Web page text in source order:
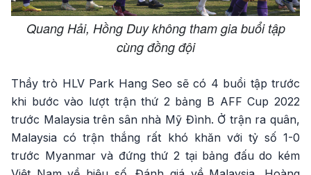
Quang Hải, Hồng Duy không tham gia buổi tập
cùng đồng đội
Thầy trò HLV Park Hang Seo sẽ có 4 buổi tập trước
khi bước vào lượt trận thứ 2 bảng B AFF Cup 2022
trước Malaysia trên sân nhà Mỹ Đình. Ở trận ra quân,
Malaysia có trận thắng rất khó khăn với tỷ số 1-0
trước Myanmar và đứng thứ 2 tại bảng đấu do kém